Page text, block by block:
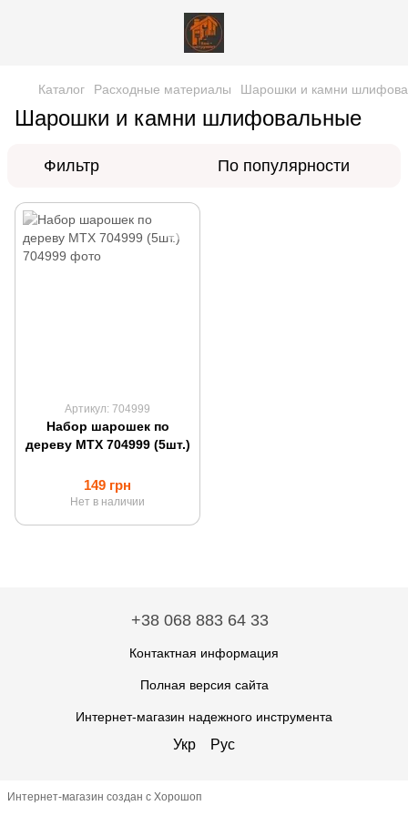
Каталог Расходные материалы Шарошки и камни
Шарошки и камни шлифовальные
Фильтр По популярности
Артикул: 704999
Набор шарошек по
дереву MTX 704999 (5шт.)
149 грн
Нет в наличии
+38 068 883 64 33
Контактная информация
Полная версия сайта
Интернет-магазин надежного инструмента
Укр Рус
Интернет-магазин создан с Хорошоп